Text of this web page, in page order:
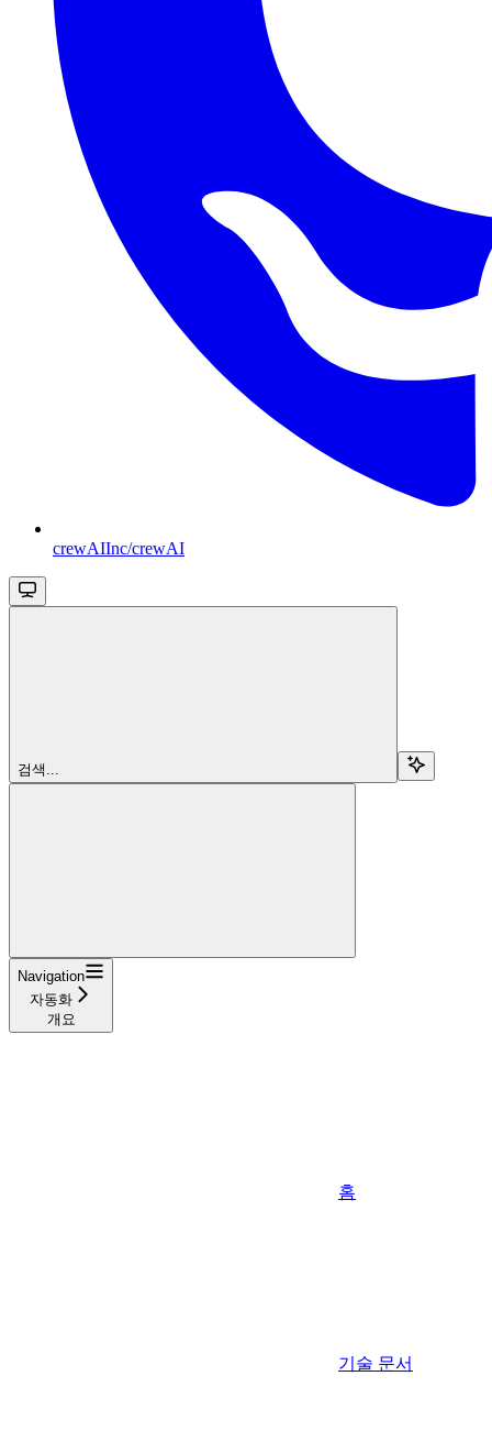
crewAIInc/crewAI
검색...
Navigation
자동화
개요
홈
기술 문서